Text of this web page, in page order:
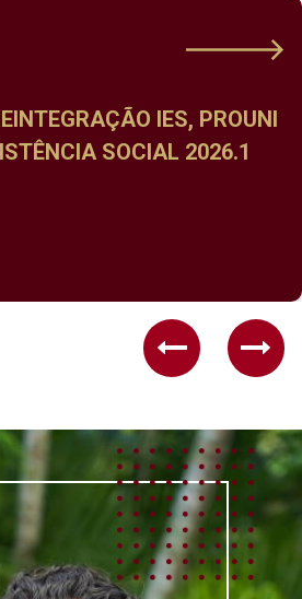
NAS
LETIVO ESPECIAL
Previous